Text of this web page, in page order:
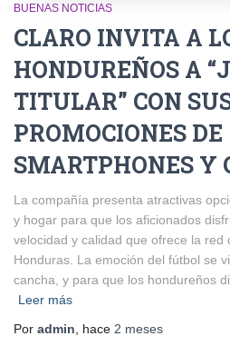
BUENAS NOTICIAS
CLARO INVITA A
HONDUREÑOS A
TITULAR” CON
PROMOCIONES DE
SMARTPHONES Y
La compañía presenta atractivas
y hogar para que los aficionados
velocidad y calidad que ofrece la red
Honduras. La emoción del fútbol se
cancha, y para que los hondureños
Leer más
Por admin , hace 2 meses